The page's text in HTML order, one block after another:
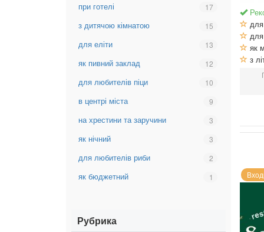
живою
при готелі 17
при
з дитячою кімнатою 15
для еліти 13
для
еліти
як пивний заклад 12
як
для любителів піци 10
любителів
в центрі міста 9
Вибрати
в
на хрестини та заручини 3
як нічний 3
як
нічний
для любителів риби 2
як бюджетний 1
Рубрика
як
з